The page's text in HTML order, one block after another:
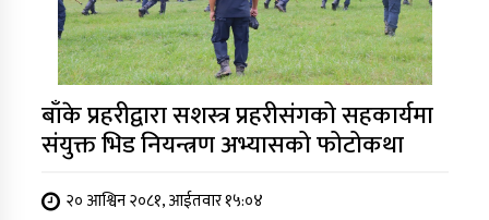
बाँके प्रहरीद्वारा सशस्त्र प्रहरीसंगको सहकार्यमा
संयुक्त भिड नियन्त्रण अभ्यासको फोटोकथा
२० आश्विन २०८१, आईतवार १५:०४